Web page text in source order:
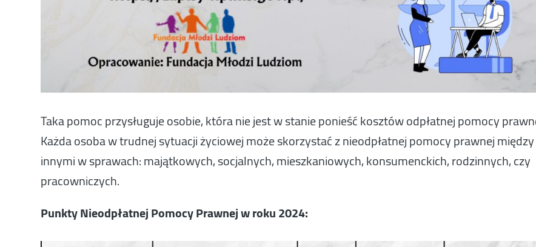
Taka pomoc przysługuje osobie, która nie jest w stanie ponieść kosztów odpłatnej pomocy
Każda osoba w trudnej sytuacji życiowej może skorzystać z nieodpłatnej pomocy prawnej między
innymi w sprawach: majątkowych, socjalnych, mieszkaniowych, konsumenckich, rodzinnych, czy
pracowniczych.
Punkty Nieodpłatnej Pomocy Prawnej w roku 2024: